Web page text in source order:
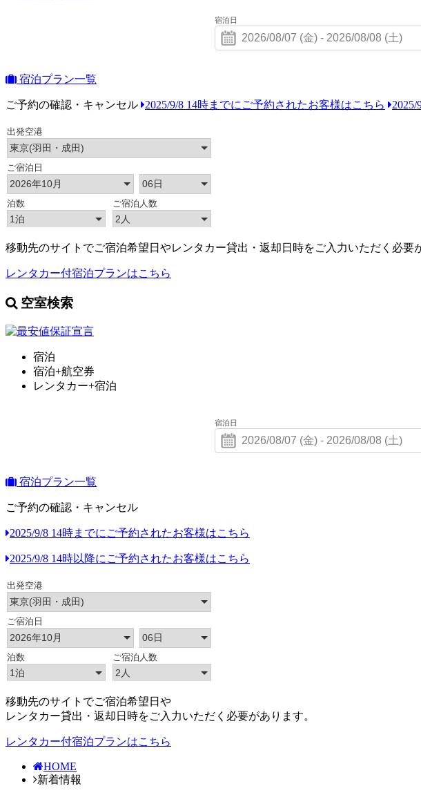
宿泊日
宿泊プラン一覧
ご予約の確認・キャンセル 2025/9/8 14時までにご予約されたお客様はこちら
移動先のサイトでご宿泊希望日やレンタカー貸出・返却日時をご入力いただく必要
レンタカー付宿泊プランはこちら
空室検索
宿泊
宿泊+航空券
レンタカー+宿泊
宿泊日
宿泊プラン一覧
ご予約の確認・キャンセル
2025/9/8 14時までにご予約されたお客様はこちら
2025/9/8 14時以降にご予約されたお客様はこちら
移動先のサイトでご宿泊希望日や
レンタカー貸出・返却日時をご入力いただく必要があります。
レンタカー付宿泊プランはこちら
HOME
新着情報